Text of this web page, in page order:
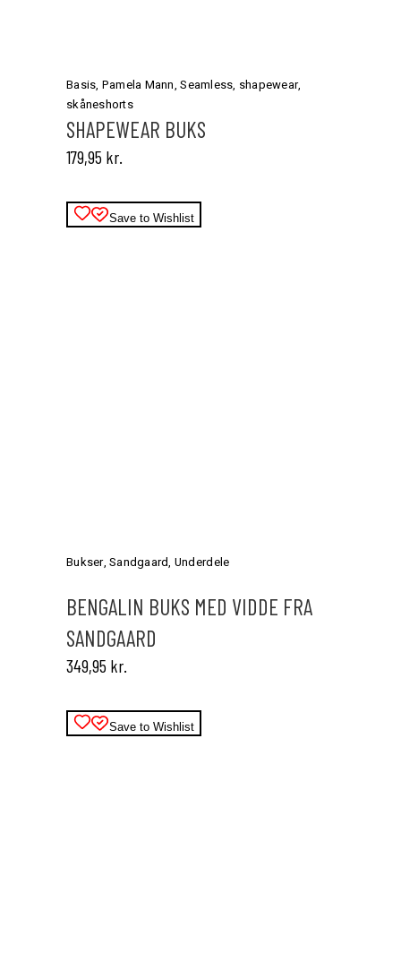
flere
varianter.
Mulighederne
kan
varesiden
Basis, Pamela Mann,Seamless, shapewear,
skåneshorts
SHAPEWEAR BUKS
179,95 kr.
Save to Wishlist
varianter.
Mulighederne
vælges
Bukser,Sandgaard, Underdele
BENGALIN BUKS MED VIDDE FRA
SANDGAARD
349,95 kr.
Save to Wishlist